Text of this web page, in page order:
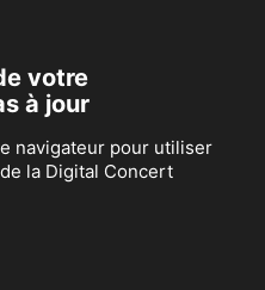
votre
à jour
navigateur pour utiliser
la Digital Concert